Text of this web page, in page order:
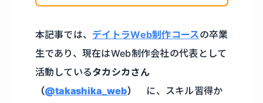
本記事では、 デイトラWeb制作コースの卒業
生であり、現在はWeb制作会社の代表として
活動しているタカシカさん
（@takashika_web） に、スキル習得か